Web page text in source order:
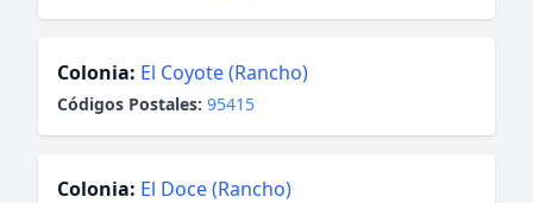
Colonia: El Coyote (Rancho)
Códigos Postales: 95415
Colonia: El Doce (Rancho)